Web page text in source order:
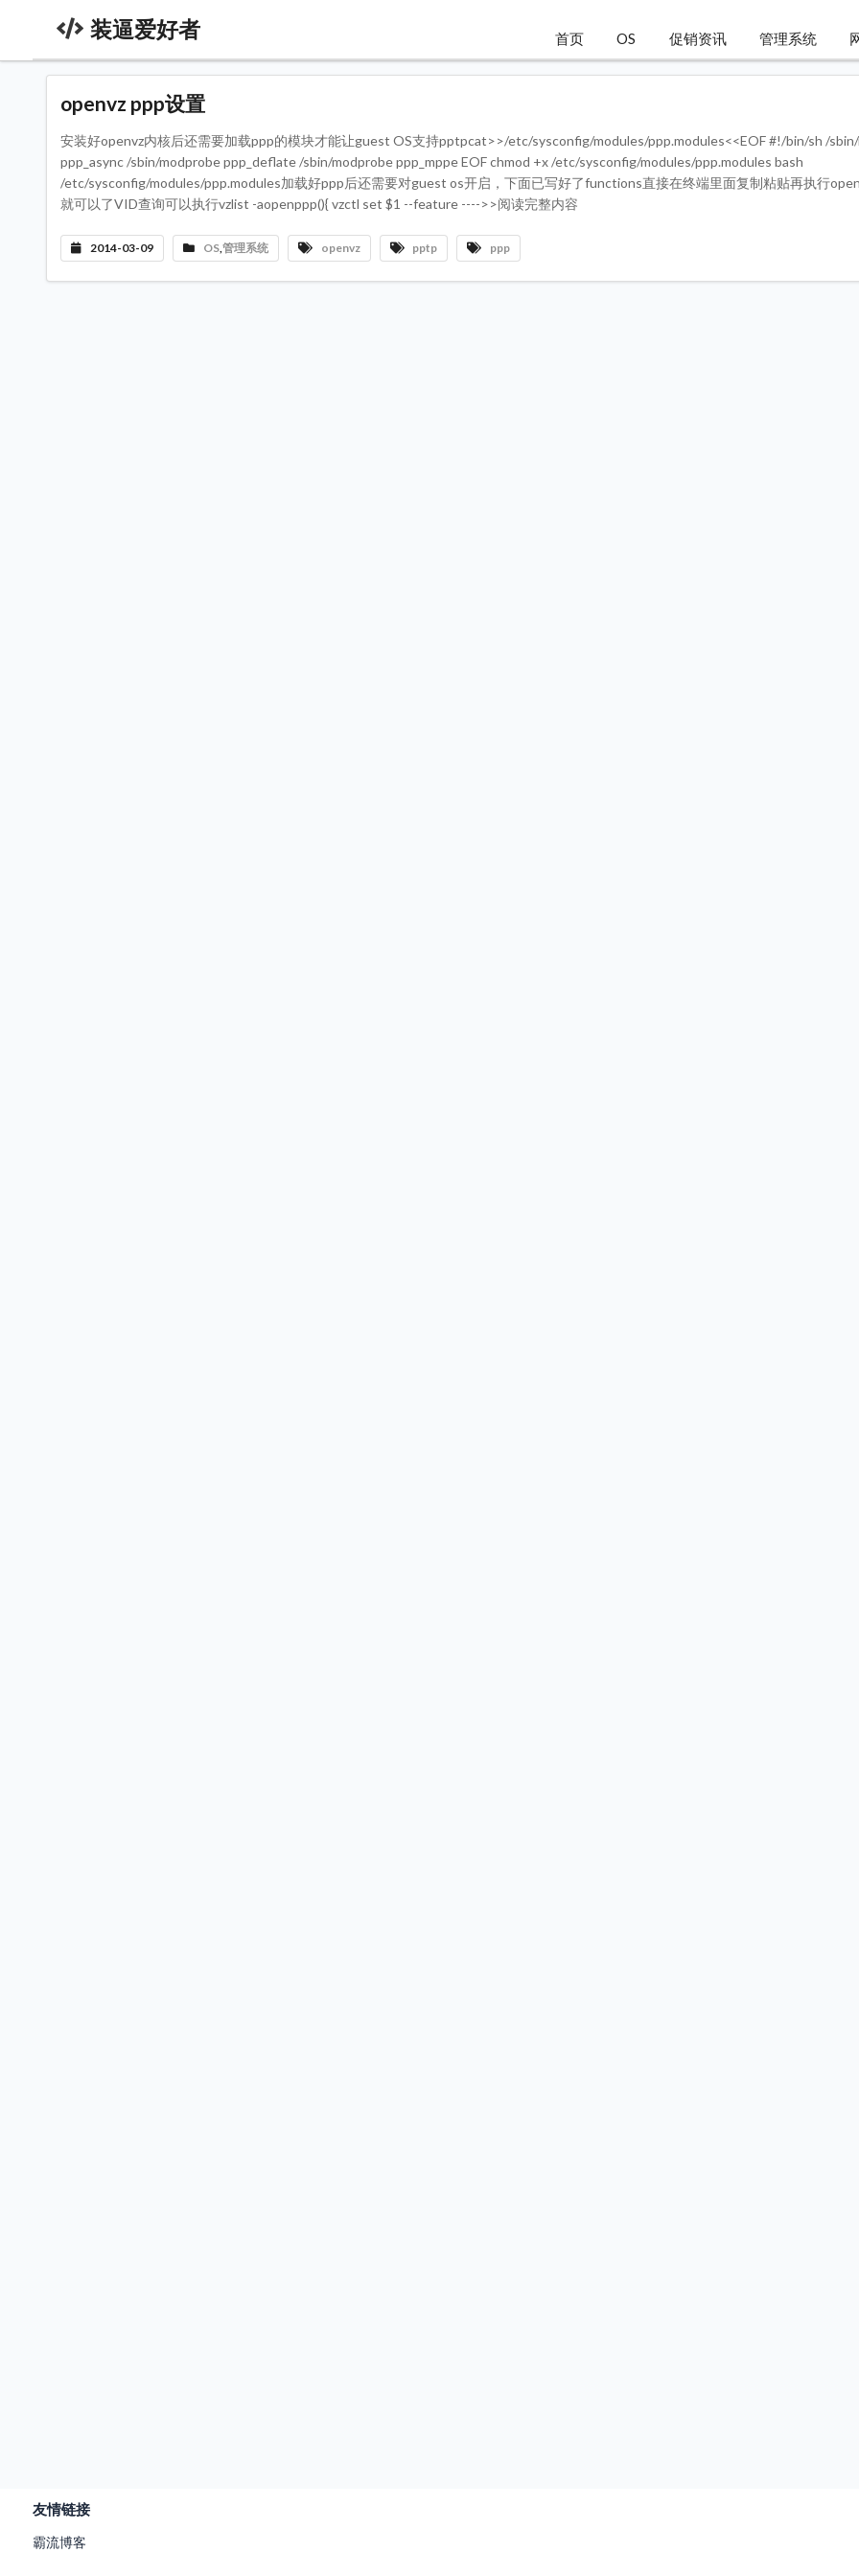
装逼爱好者 首页 OS 促销资讯 管理系统
openvz ppp设置
安装好openvz内核后还需要加载ppp的模块才能让guest OS支持pptpcat>>/etc/sysconfig/modules/ppp.modules<<EOF #!/bin/sh /
ppp_async /sbin/modprobe ppp_deflate /sbin/modprobe ppp_mppe EOF chmod +x /etc/sysconfig/modules/ppp.modules bash
/etc/sysconfig/modules/ppp.modules加载好ppp后还需要对guest os开启，下面已写好了functions直接在终端里面复制粘贴再执行
就可以了VID查询可以执行vzlist -aopenppp(){ vzctl set $1 --feature ---->>阅读完整内容
2014-03-09 OS,管理系统 openvz pptp ppp
友情链接
霸流博客